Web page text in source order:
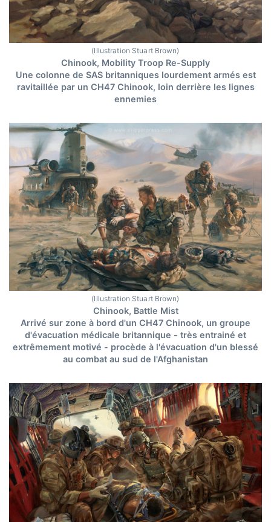
(Illustration Stuart Brown)
Chinook, Mobility Troop Re-Supply
Une colonne de SAS britanniques lourdement armés est
ravitaillée par un CH47 Chinook, loin derrière les lignes
ennemies
(Illustration Stuart Brown)
Chinook, Battle Mist
Arrivé sur zone à bord d'un CH47 Chinook, un groupe
d'évacuation médicale britannique - très entrainé et
extrêmement motivé - procède à l'évacuation d'un blessé
au combat au sud de l'Afghanistan